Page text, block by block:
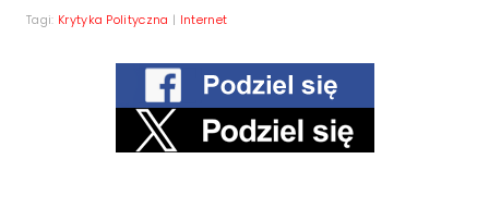
Tagi: Krytyka Polityczna | Internet